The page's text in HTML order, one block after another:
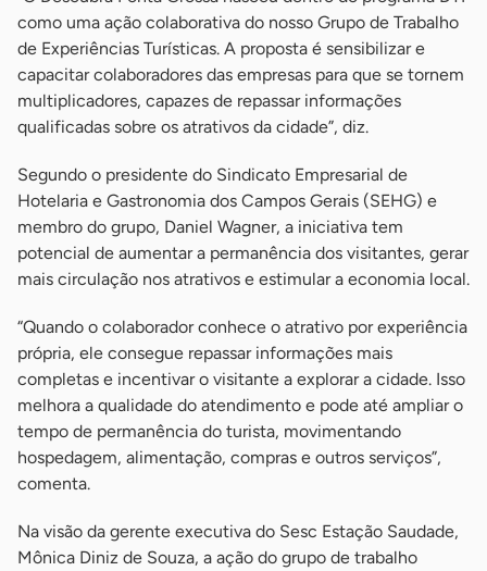
como uma ação colaborativa do nosso Grupo de Trabalho
de Experiências Turísticas. A proposta é sensibilizar e
capacitar colaboradores das empresas para que se tornem
multiplicadores, capazes de repassar informações
qualificadas sobre os atrativos da cidade”, diz.
Segundo o presidente do Sindicato Empresarial de
Hotelaria e Gastronomia dos Campos Gerais (SEHG) e
membro do grupo, Daniel Wagner, a iniciativa tem
potencial de aumentar a permanência dos visitantes, gerar
mais circulação nos atrativos e estimular a economia local.
“Quando o colaborador conhece o atrativo por experiência
própria, ele consegue repassar informações mais
completas e incentivar o visitante a explorar a cidade. Isso
melhora a qualidade do atendimento e pode até ampliar o
tempo de permanência do turista, movimentando
hospedagem, alimentação, compras e outros serviços”,
comenta.
Na visão da gerente executiva do Sesc Estação Saudade,
Mônica Diniz de Souza, a ação do grupo de trabalho